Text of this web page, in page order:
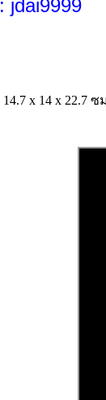
: jdai9999
14.7 x 14 x 22.7 ซ